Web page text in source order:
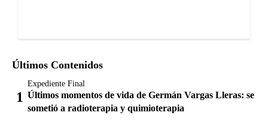
Últimos Contenidos
Expediente Final
Últimos momentos de vida de Germán Vargas Lleras: se
sometió a radioterapia y quimioterapia